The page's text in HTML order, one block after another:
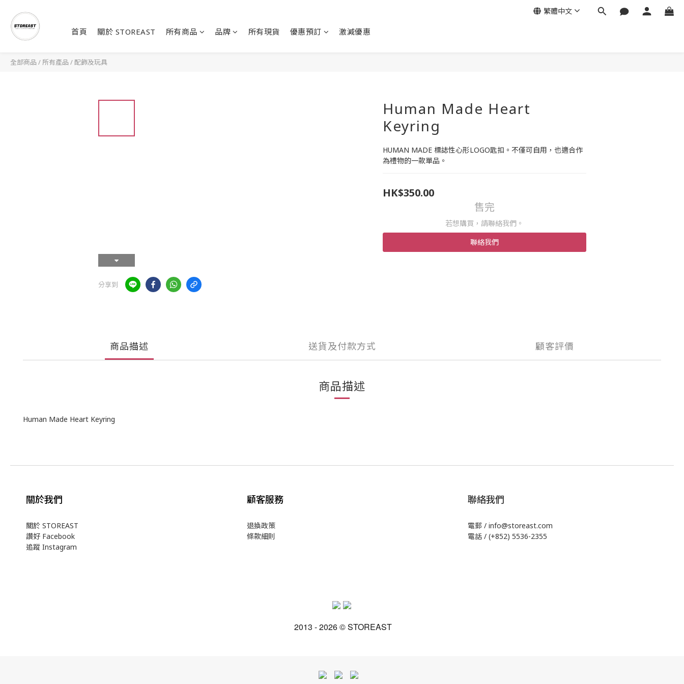
首頁 關於 STOREAST 所有商品 品牌 所有現貨 優惠預訂 激減優惠
繁體中文
全部商品 / 所有產品 /配飾及玩具
分享到
Human Made Heart
Keyring
HUMAN MADE 標誌性心形LOGO匙扣。不僅可自用，也適合作
為禮物的一款單品。
HK$350.00
售完
若想購買，請聯絡我們。
聯絡我們
商品描述 送貨及付款方式 顧客評價
商品描述
Human Made Heart Keyring
關於我們
關於 STOREAST
讚好 Facebook
追蹤 Instagram
顧客服務
退換政策
條款細則
聯絡我們
電郵 / info@storeast.com
電話 / (+852) 5536-2355
2013 - 2026 © STOREAST